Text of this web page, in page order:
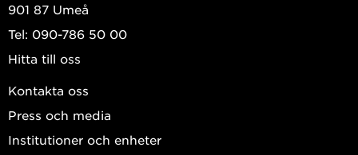
901 87 Umeå
Tel: 090-786 50 00
Hitta till oss
Kontakta oss
Press och media
Institutioner och enheter